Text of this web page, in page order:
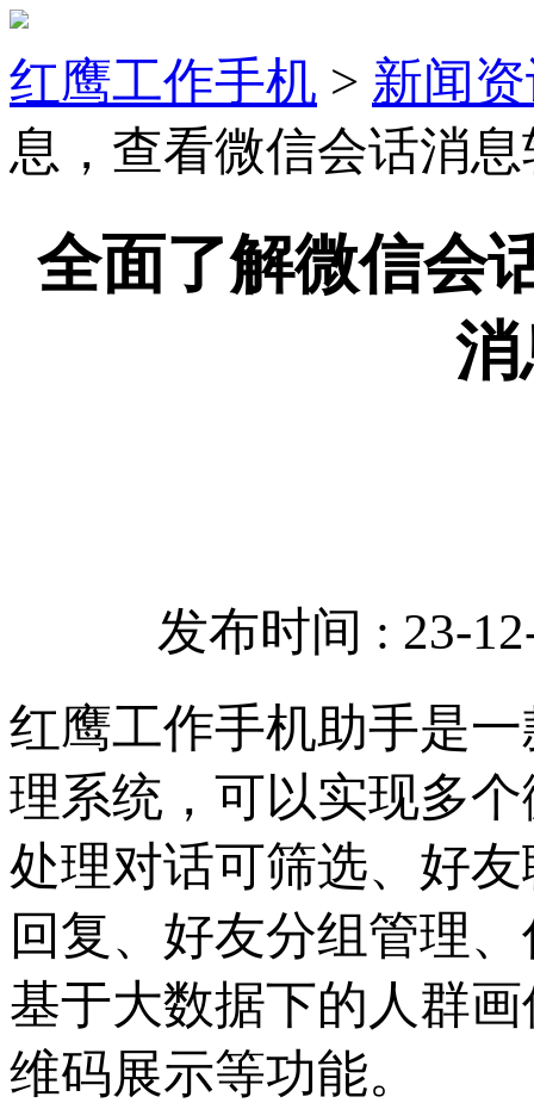
红鹰工作手机 > 新闻
息，查看微信会话消
全面了解微信会
发布时间 : 23-
红鹰工作手机助手是
理系统，可以实现多
处理对话可筛选、好
回复、好友分组管理
基于大数据下的人群
维码展示等功能。